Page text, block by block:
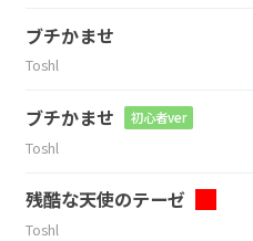
ブチかませ
Toshl
ブチかませ 初心者ver
Toshl
残酷な天使のテーゼ
Toshl